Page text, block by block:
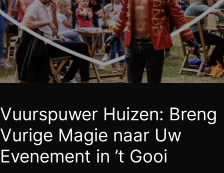
Vuurspuwer Huizen: Breng
Vurige Magie naar Uw
Evenement in ’t Gooi